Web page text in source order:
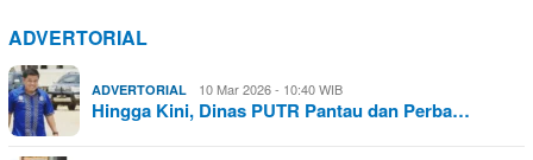
ADVERTORIAL
ADVERTORIAL 10 Mar 2026 - 10:40 WIB
Hingga Kini, Dinas PUTR Pantau dan Perba…